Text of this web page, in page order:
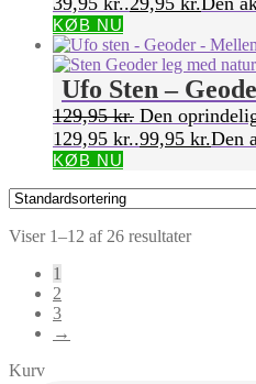
KØB NU
Ufo Sten –
129,95kr. Den
129,95 kr..99,95 kr.Den
KØB NU
Viser 1–12 af 26 resultater
1
2
3
→
Kurv